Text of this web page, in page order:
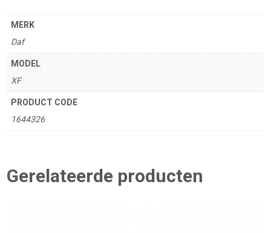
MERK
Daf
MODEL
XF
PRODUCT CODE
1644326
Gerelateerde producten